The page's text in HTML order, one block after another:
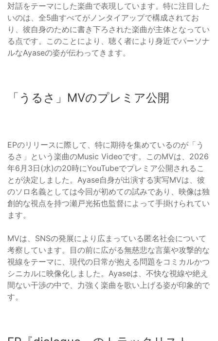
対話をテーマにした楽曲で表現しています。特に注目した
いのは、全5曲すべてがノンタイアップで構成されてお
り、彼自身のために書き下ろされた楽曲が主体となってい
る点です。このことにより、聴く者により身近でパーソナ
ルなAyaseの姿が伝わってきます。
「うるさ」MVのプレミア公開
EPのリリースに際して、特に期待を集めているのが「う
るさ」という楽曲のMusic Videoです。このMVは、2026
年6月3日(水)の20時にYouTubeでプレミア公開されるこ
とが決定しました。Ayase自身が出演する実写MVは、彼
のソロ名義としては今回が初めての試みであり、映像は独
創的な視点を持つ瀬戸光拓也監督によって手掛けられてい
ます。
MVは、SNSの発展により広まっている匿名社会について
考察しています。目の前に広がる無慈悲な言葉や攻撃的な
視線をテーマに、現代の日常が抱える問題をコミカルかつ
シニカルに映像化しました。Ayaseは、不快な視線や絶え
間ない干渉の中で、力強く楽曲を歌い上げる姿が印象的で
す。